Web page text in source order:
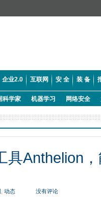
企业2.0 互联网 安 全 装 备
科学家 机器学习 网络安全
具Anthelion
动态 没有评论